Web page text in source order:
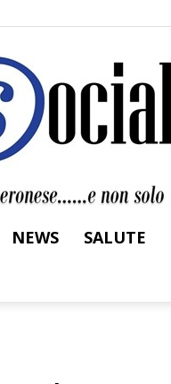
NEWS SALUTE